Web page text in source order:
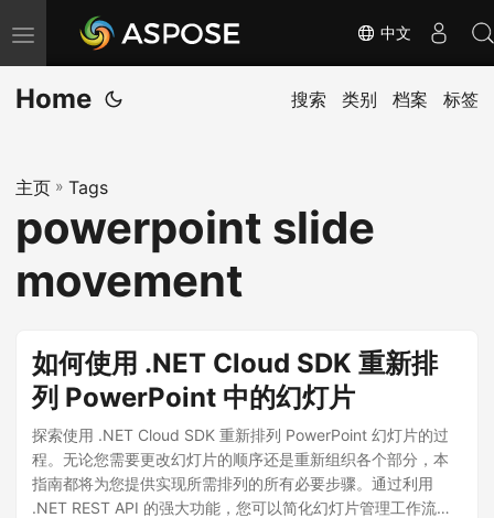
切
换
导
中文
Home 搜索 类别 档案 标签
主页 » Tags
powerpoint slide
movement
如何使用 .NET Cloud SDK 重新排
列 PowerPoint 中的幻灯片
探索使用 .NET Cloud SDK 重新排列 PowerPoint 幻灯片的过
程。无论您需要更改幻灯片的顺序还是重新组织各个部分，本
指南都将为您提供实现所需排列的所有必要步骤。通过利用
.NET REST API 的强大功能，您可以简化幻灯片管理工作流程